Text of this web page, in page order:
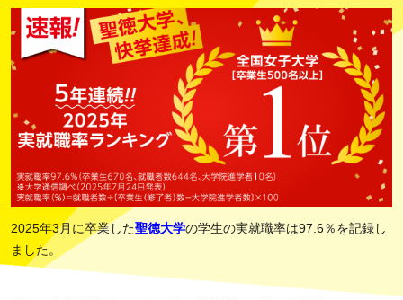
2025年3月に卒業した聖徳大学の学生の実就職率は97.6％を記録し
ました。